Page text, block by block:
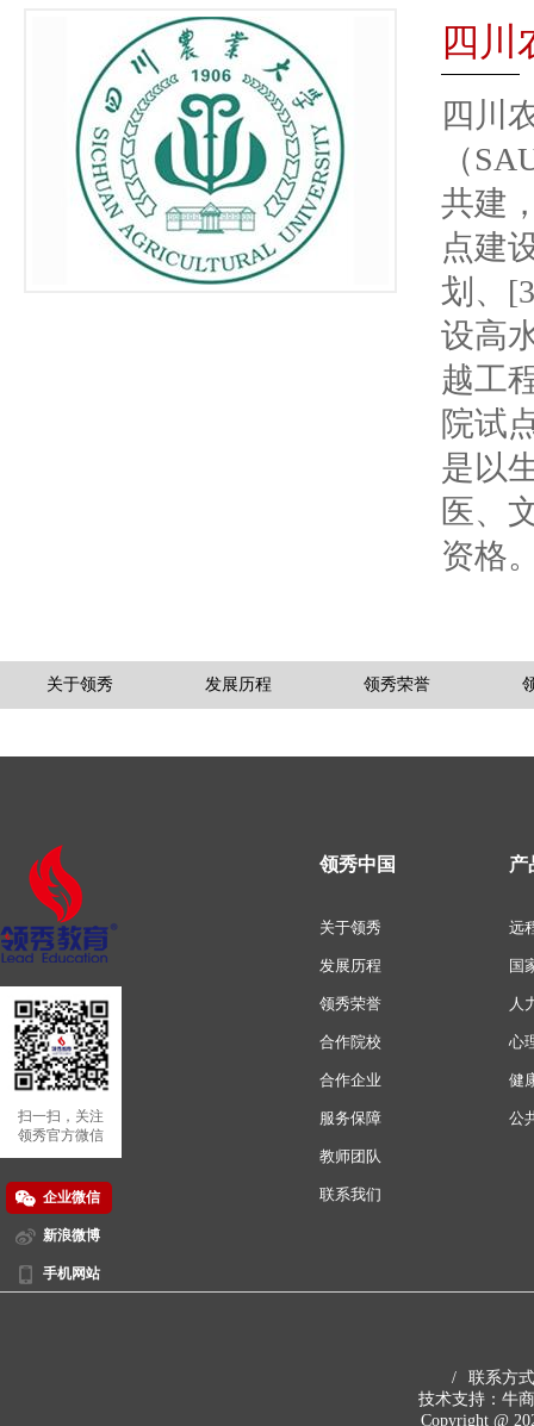
四川
四川
（
共建
点建
划、
设高
越工
院试
是以
医、
资格
关于领秀 发展历程 领秀荣誉
扫一扫，关注
领秀官方微信
扫一扫，关注
企业微信
新浪微博
手机网站
领秀中国
关于领秀
发展历程
领秀荣誉
合作院校
合作企业
服务保障
教师团队
联系我们
产
远
国
人
心
健
公
/
联系方
技术支持：牛
Copyright @